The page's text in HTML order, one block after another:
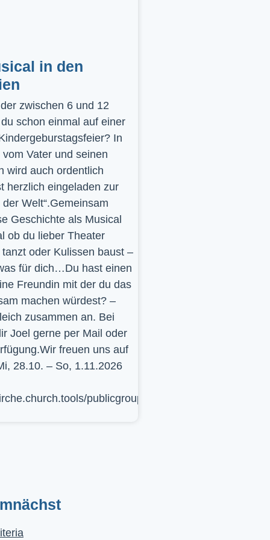
in den
zwischen 6 und 12
schon einmal auf einer
In
Vater und seinen
wird auch ordentlich
herzlich eingeladen zur
Welt“.Gemeinsam
Geschichte als Musical
ob du lieber Theater
oder Kulissen baust –
für dich…Du hast einen
Freundin mit der du das
machen würdest? –
zusammen an. Bei
Joel gerne per Mail oder
freuen uns auf
28.10. – So, 1.11.2026
publicgroup/617